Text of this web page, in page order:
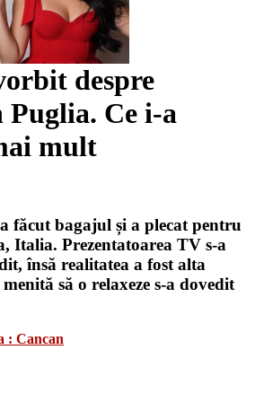
despre
Puglia. Ce i-a
mult
făcut bagajul și a plecat pentru
Italia. Prezentatoarea TV s-a
însă realitatea a fost alta
să o relaxeze s-a dovedit
: Cancan